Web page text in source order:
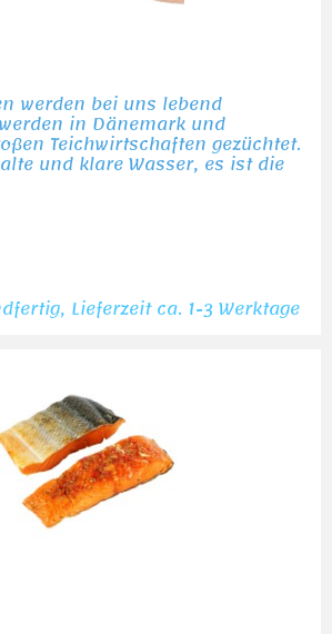
werden bei uns lebend
in Dänemark und
Teichwirtschaften gezüchtet.
und klare Wasser, es ist die
Lieferzeit ca. 1-3 Werktage